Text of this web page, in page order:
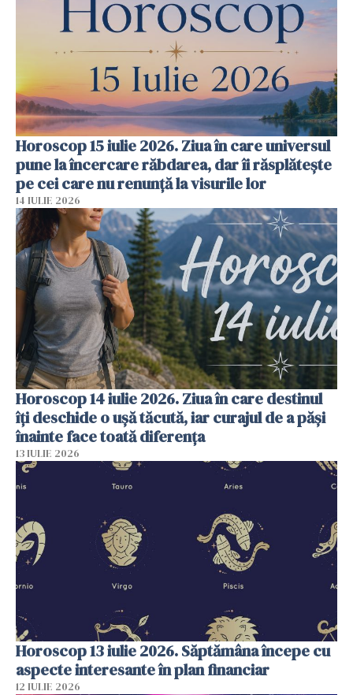
Horoscop 15 iulie 2026. Ziua în care universul
pune la încercare răbdarea, dar îi răsplătește
pe cei care nu renunță la visurile lor
14 IULIE 2026
Horoscop 14 iulie 2026. Ziua în care destinul
îți deschide o ușă tăcută, iar curajul de a păși
înainte face toată diferența
13 IULIE 2026
Horoscop 13 iulie 2026. Săptămâna începe cu
aspecte interesante în plan financiar
12 IULIE 2026